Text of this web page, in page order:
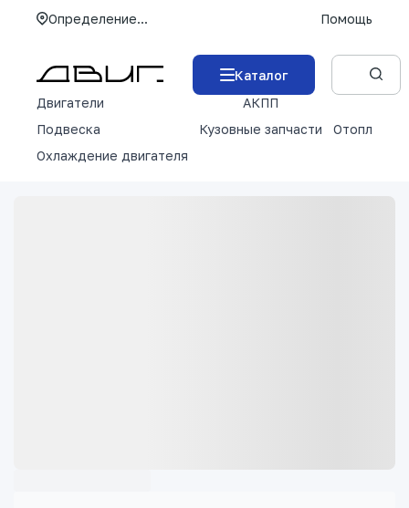
Определение... Помощь
Каталог
Двигатели
АКПП
Подвеска
Кузовные запчасти
Отопление
Охлаждение двигателя